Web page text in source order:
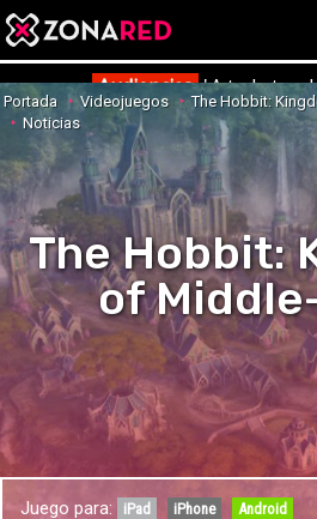
{literal}{/
HOME
NOTICIAS
OPINIÓN
REPORTAJES
AVANCES
TRUCOS
E3
Audiencias '¡A todo
Portada Videojuegos
The Hobbit:
Noticias
The Hobbit:
of
Juego para: iPad iPhone Android